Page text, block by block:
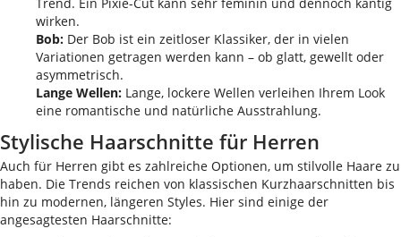
wirken.
Bob: Der Bob ist ein zeitloser Klassiker, der in vielen
Variationen getragen werden kann – ob glatt, gewellt oder
asymmetrisch.
Lange Wellen: Lange, lockere Wellen verleihen Ihrem Look
eine romantische und natürliche Ausstrahlung.
Stylische Haarschnitte für Herren
Auch für Herren gibt es zahlreiche Optionen, um stilvolle Haare zu
haben. Die Trends reichen von klassischen Kurzhaarschnitten bis
hin zu modernen, längeren Styles. Hier sind einige der
angesagtesten Haarschnitte: